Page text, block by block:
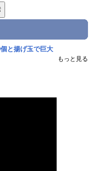
と揚げ玉で巨大
もっと見る